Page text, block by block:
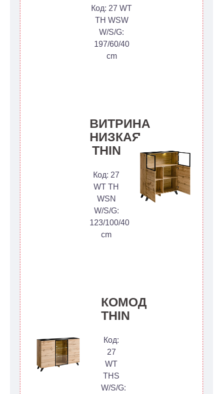
Код: 27 WT
TH WSW
W/S/G:
197/60/40
cm
ВИТРИНА
НИЗКАЯ
THIN
Код: 27
WT TH
WSN
W/S/G:
123/100/40
cm
КОМОД
THIN
Код:
27
WT
THS
W/S/G: